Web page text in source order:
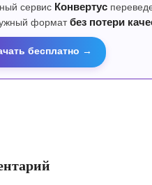
сервис Конвертус
формат без потери
бесплатно →